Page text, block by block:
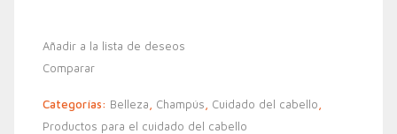
Añadir a la lista de deseos
Comparar
Categorías: Belleza Champús Cuidado del cabello
Productos para el cuidado del cabello